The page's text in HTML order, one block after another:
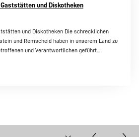
und Diskotheken
und Diskotheken Die schrecklichen
und Remscheid haben in unserem Land zu
und Verantwortlichen geführt.…